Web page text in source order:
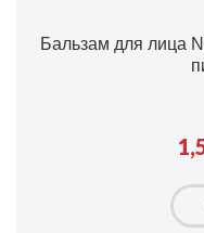
Бальзам для лица